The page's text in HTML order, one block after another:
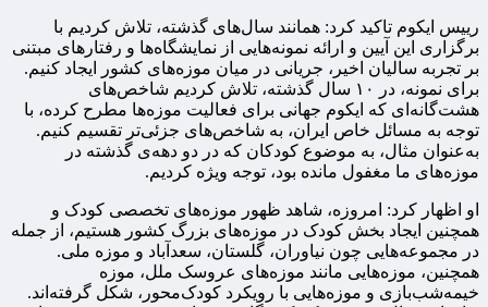
رییس ایکوم تاکید کرد: همانند سال‌های گذشته، تلاش کردیم با
برگزاری این آیین و ارائه نمونه‌هایی از نمایشگاه‌ها و رفتارهای مبتنی
بر تجربه سالیان اخیر، جریانی در میان موزه‌های کشور ایجاد کنیم.
برای نمونه، در ۱۰ سال گذشته، تلاش کردیم شاخص‌های
هشت‌گانه‌ای که ایکوم جهانی برای فعالیت موزه‌ها مطرح کرده، با
توجه به مسائل خاص ایران، به شاخص‌های جزئی‌تر تقسیم کنیم.
به‌عنوان مثال، به موضوع کودکان که در دو دهه‌ی گذشته در
موزه‌های ما مغفول مانده بود، توجه ویژه کردیم.
او اظهار کرد: امروزه، شاهد ظهور موزه‌های تخصصی کودک و
همچنین ایجاد بخش کودک در موزه‌های بزرگ کشور هستیم، از جمله
در مجموعه‌هایی چون نیاوران، گلستان، سعدآباد و موزه ملی.
همچنین، موزه‌هایی مانند موزه‌های عروسک ملل، موزه
خیمه‌شب‌بازی و موزه‌هایی با رویکرد کودک‌محور، شکل گرفته‌اند.